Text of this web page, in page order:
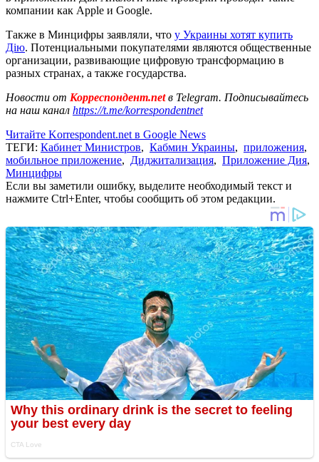
компании как Apple и Google.
Также в Минцифры заявляли, что у Украины хотят купить
Дію. Потенциальными покупателями являются общественные
организации, развивающие цифровую трансформацию в
разных странах, а также государства.
Новости от Корреспондент.netв Telegram. Подписывайтесь
на наш канал https://t.me/korrespondentnet
Читайте Korrespondent.net в Google News
ТЕГИ: Кабинет Министров, Кабмин Украины, приложения,
мобильное приложение, Диджитализация, Приложение Дия,
Минцифры
Если вы заметили ошибку, выделите необходимый текст и
нажмите Ctrl+Enter, чтобы сообщить об этом редакции.